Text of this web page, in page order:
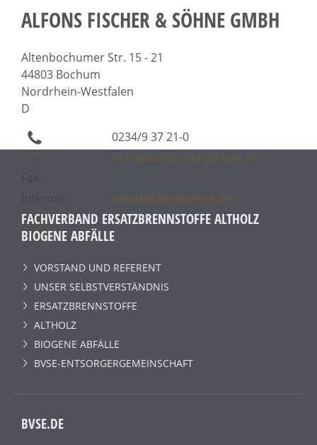
ALFONS FISCHER & SÖHNE GMBH
Altenbochumer Str. 15 - 21
44803 Bochum
Nordrhein-Westfalen
D
0234/9 37 21-0
bochum@fischersoehne.de
www.fischersoehne.de
FACHVERBAND ERSATZBRENNSTOFFE ALTHOLZ
BIOGENE ABFÄLLE
VORSTAND UND REFERENT
UNSER SELBSTVERSTÄNDNIS
ERSATZBRENNSTOFFE
ALTHOLZ
BIOGENE ABFÄLLE
BVSE-ENTSORGERGEMEINSCHAFT
BVSE.DE